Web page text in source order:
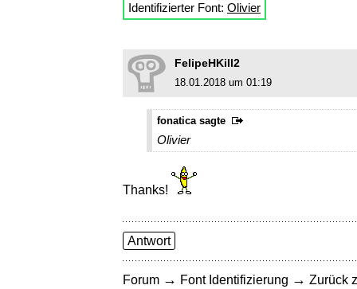
Identifizierter Font: Olivier
FelipeHKill2
18.01.2018 um 01:19
fonatica sagte
Olivier
Thanks!
Antwort
Forum → Font Identifizierung → Zurück